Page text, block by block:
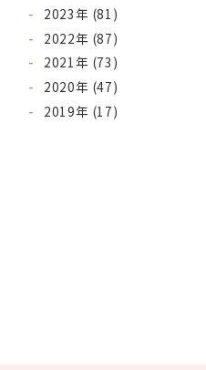
2023年 (81)
2022年 (87)
2021年 (73)
2020年 (47)
2019年 (17)